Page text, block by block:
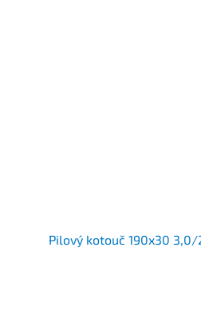
Pilový kotouč 190x30